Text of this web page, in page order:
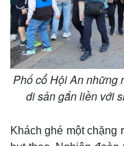
Thế giới
Cuộc sống đó đây
Hồ sơ
Phố cổ Hội An những
di sản gắn liền với
Khách ghé một